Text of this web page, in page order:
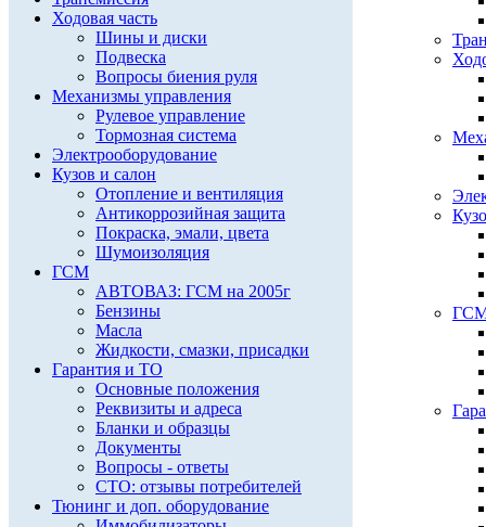
Ходовая часть
Шины и диски
Подвеска
Вопросы биения руля
Механизмы управления
Рулевое управление
Тормозная система
Электрооборудование
Кузов и салон
Отопление и вентиляция
Антикоррозийная защита
Покраска, эмали, цвета
Шумоизоляция
ГСМ
АВТОВАЗ: ГСМ на 2005г
Бензины
Масла
Жидкости, смазки, присадки
Гарантия и ТО
Основные положения
Реквизиты и адреса
Бланки и образцы
Документы
Вопросы - ответы
СТО: отзывы потребителей
Тюнинг и доп. оборудование